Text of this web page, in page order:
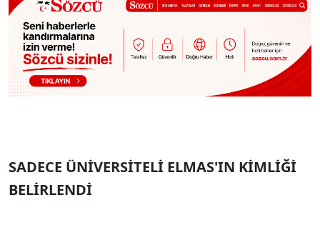
SADECE ÜNİVERSİTELİ ELMAS'IN KİMLİĞİ
BELİRLENDİ